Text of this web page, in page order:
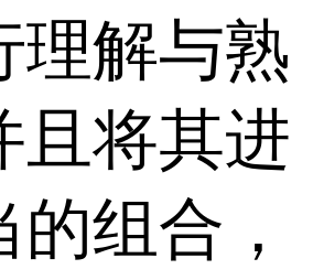
理解与熟
且将其进
组合，